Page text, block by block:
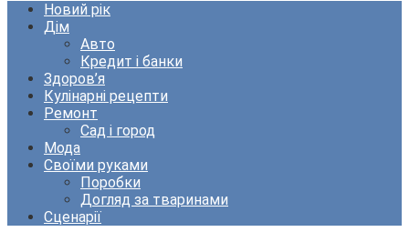
Новий рік
Дім
Авто
Кредит і банки
Здоров’я
Кулінарні рецепти
Ремонт
Сад і город
Мода
Своїми руками
Поробки
Догляд за тваринами
Сценарії